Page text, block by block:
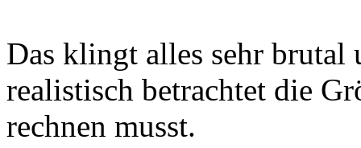
Das klingt alles sehr brutal
realistisch betrachtet die
rechnen musst.